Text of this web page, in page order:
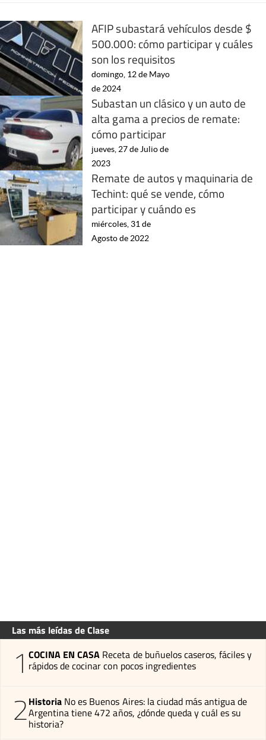
AFIP subastará vehículos desde $
500.000: cómo participar y cuáles
son los requisitos
domingo, 12 de Mayo
de 2024
Subastan un clásico y un auto de
alta gama a precios de remate:
cómo participar
jueves, 27 de Julio de
2023
Remate de autos y maquinaria de
Techint: qué se vende, cómo
participar y cuándo es
miércoles, 31 de
Agosto de 2022
Las más leídas de Clase
1 COCINA EN CASA Receta de buñuelos caseros, fáciles y
rápidos de cocinar con pocos ingredientes
2Historia No es Buenos Aires: la ciudad más antigua de
Argentina tiene 472 años, ¿dónde queda y cuál es su
historia?